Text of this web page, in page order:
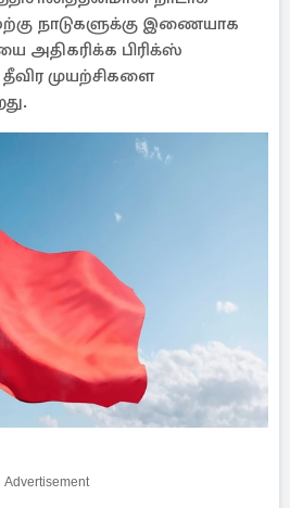
நாடுகளுக்கு இணையாக
அதிகரிக்க பிரிக்ஸ்
முயற்சிகளை
Advertisement